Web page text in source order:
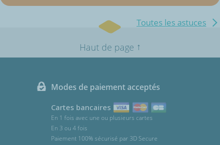
Toutes les astuces
Haut de page ↑
Modes de paiement acceptés
Cartes bancaires
En 1 fois avec une ou plusieurs cartes
En 3 ou 4 fois
Paiement 100% sécurisé par 3D Secure